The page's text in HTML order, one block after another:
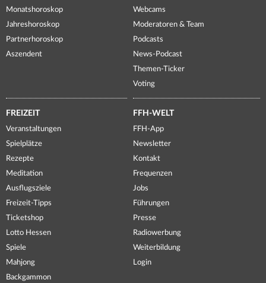
Monatshoroskop
Jahreshoroskop
Partnerhoroskop
Aszendent
Webcams
Moderatoren & Team
Podcasts
News-Podcast
Themen-Ticker
Voting
FREIZEIT
Veranstaltungen
Spielplätze
Rezepte
Meditation
Ausflugsziele
Freizeit-Tipps
Ticketshop
Lotto Hessen
Spiele
Mahjong
Backgammon
FFH-WELT
FFH-App
Newsletter
Kontakt
Frequenzen
Jobs
Führungen
Presse
Radiowerbung
Weiterbildung
Login